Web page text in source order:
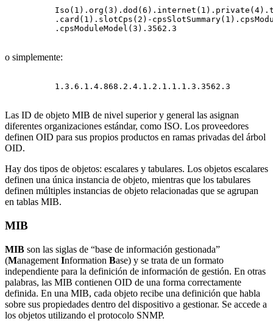
.card(1).slotCps(2)-
.cpsModuleModel(3).3562.3
o simplemente:
1.3.6.1.4.868.2.4.1.2.1.1.1.3.3562.3
Las ID de objeto MIB de nivel superior y general las asignan
diferentes organizaciones estándar, como ISO. Los proveedores
definen OID para sus propios productos en ramas privadas del árbol
OID.
Hay dos tipos de objetos: escalares y tabulares. Los objetos escalares
definen una única instancia de objeto, mientras que los tabulares
definen múltiples instancias de objeto relacionadas que se agrupan
en tablas MIB.
MIB
MIB son las siglas de “base de información gestionada”
(Management Information Base) y se trata de un formato
independiente para la definición de información de gestión. En otras
palabras, las MIB contienen OID de una forma correctamente
definida. En una MIB, cada objeto recibe una definición que habla
sobre sus propiedades dentro del dispositivo a gestionar. Se accede a
los objetos utilizando el protocolo SNMP.